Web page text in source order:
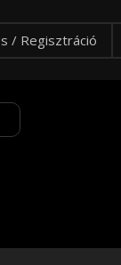
/ Regisztráció